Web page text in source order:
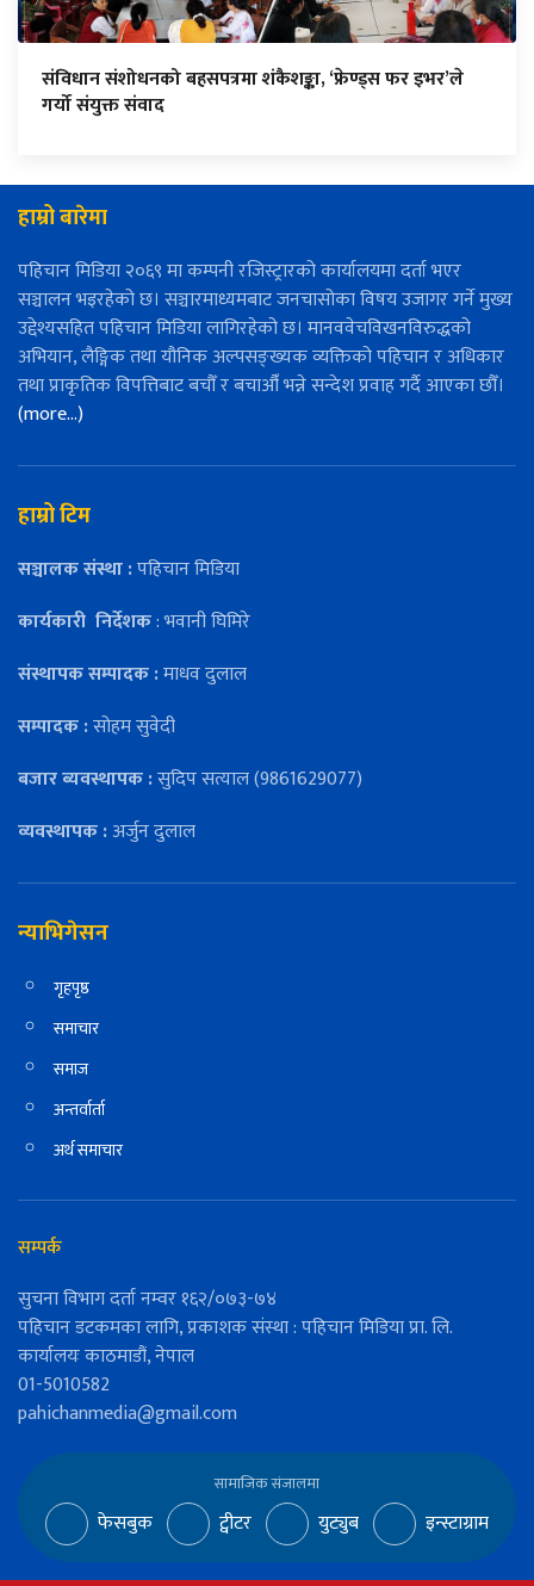
संविधान संशोधनको बहसपत्रमा शंकैशङ्का, ‘फ्रेण्ड्स फर इभर’ले
गर्यो संयुक्त संवाद
हाम्रो बारेमा
पहिचान मिडिया २०६९ मा कम्पनी रजिस्ट्रारको कार्यालयमा दर्ता भएर
सञ्चालन भइरहेको छ। सञ्चारमाध्यमबाट जनचासोका विषय उजागर गर्ने मुख्य
उद्देश्यसहित पहिचान मिडिया लागिरहेको छ। मानववेचविखनविरुद्धको
अभियान, लैङ्गिक तथा यौनिक अल्पसङ्ख्यक व्यक्तिको पहिचान र अधिकार
तथा प्राकृतिक विपत्तिबाट बचौँ र बचाऔँ भन्ने सन्देश प्रवाह गर्दै आएका छौँ।
(more…)
हाम्रो टिम
सञ्चालक संस्था :पहिचान मिडिया
कार्यकारी निर्देशक: भवानी घिमिरे
संस्थापक सम्पादक :माधव दुलाल
सम्पादक :सोहम सुवेदी
बजार ब्यवस्थापक :सुदिप सत्याल (9861629077)
व्यवस्थापक :अर्जुन दुलाल
न्याभिगेसन
गृहपृष्ठ
समाचार
समाज
अन्तर्वार्ता
अर्थ समाचार
सम्पर्क
सुचना विभाग दर्ता नम्वर १६२/०७३-७४
पहिचान डटकमका लागि, प्रकाशक संस्था : पहिचान मिडिया प्रा. लि.
कार्यालयः काठमाडौं, नेपाल
01-5010582
pahichanmedia@gmail.com
सामाजिक संजालमा
फेसबुक ट्वीटर युट्युब इन्स्टाग्राम